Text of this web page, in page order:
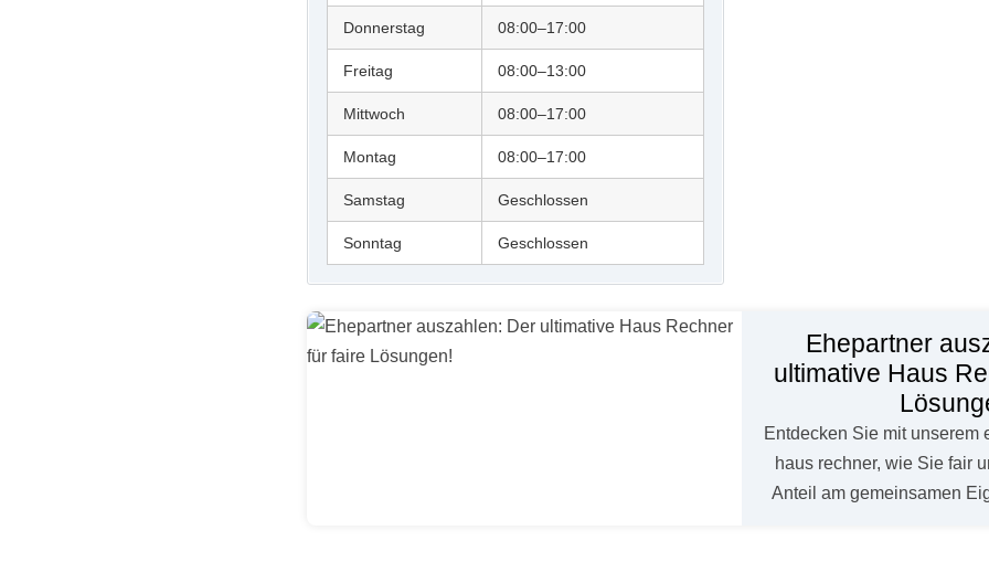
Donnerstag 08:00–17:00
Freitag 08:00–13:00
Mittwoch 08:00–17:00
Montag 08:00–17:00
Samstag Geschlossen
Sonntag Geschlossen
Ehepartner
ultimative Haus
Entdecken Sie mit unserem
haus rechner, wie Sie fair
Anteil am gemeinsamen